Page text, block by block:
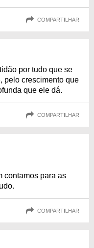
COMPARTILHAR
por tudo que se
pelo crescimento que
que ele dá.
COMPARTILHAR
contamos para as
COMPARTILHAR